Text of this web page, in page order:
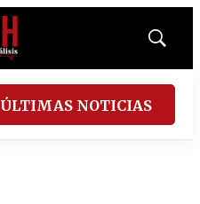
Mostrar
ÚLTIMAS NOTICIAS